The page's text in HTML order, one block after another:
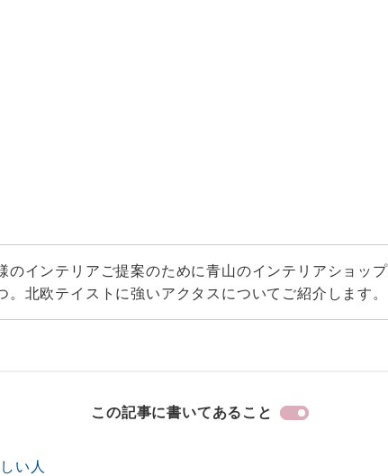
のインテリアご提案のために青山のインテリアショッ
。北欧テイストに強いアクタスについてご紹介します。
この記事に書いてあること
い人